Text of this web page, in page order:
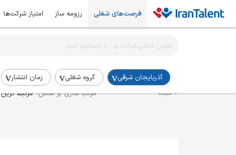
فرصت‌های شغلی رزومه ساز امتیاز شرکت‌ها
آذربایجان شرقی گروه شغلی زمان انتشار
اطلاع‌رسانی شغلی را برای این جستجو فعال کنید
استخدام کارشناس تبلیغات در آذربایجان-شرقی
0 نتیجه مرتب سازی بر اساس: مرتبط ترین